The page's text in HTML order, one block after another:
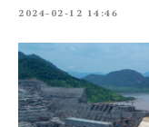
2024-02-12 14:46